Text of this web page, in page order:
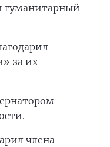
гуманитарный
за их
члена